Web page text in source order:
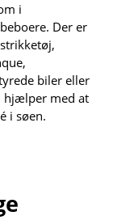
i
Der er
biler eller
hjælper med at
i søen.